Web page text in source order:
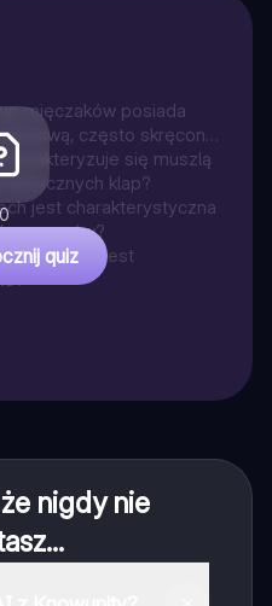
mięczaków posiada
często skręconą
się muszlą
klap?
jest charakterystyczna
głowa nie jest
quiz
nigdy nie